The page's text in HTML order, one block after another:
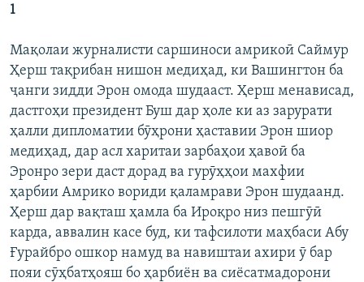
ҷустор
ВАРЗИШ
НАЗАРИ МАРДУМ
ОЗОДӢ ОНЛАЙН
ВИДЕО
НИГОРИСТОН
ГУЗОРИШҲОИ РАДИОӢ
РӮЙХАТҲО
КИТОБҲОИ ОЗОДӢ
Русский
ПАЙГИРӢ КУНЕД
1
Мақолаи журналисти саршиноси амрикоӣ Саймур
Ҳерш тақрибан нишон медиҳад, ки Вашингтон ба
ҷанги зидди Эрон омода шудааст. Ҳерш менависад,
дастгоҳи президент Буш дар ҳоле ки аз зарурати
ҳалли дипломатии бӯҳрони ҳаставии Эрон шиор
медиҳад, дар асл харитаи зарбаҳои ҳавоӣ ба
Эронро зери даст дорад ва гурӯҳҳои махфии
ҳарбии Амрико вориди қаламрави Эрон шудаанд.
Ҳерш дар вақташ ҳамла ба Ироқро низ пешгӯӣ
карда, аввалин касе буд, ки тафсилоти маҳбаси Абу
Ғурайбро ошкор намуд ва навиштаи ахири ӯ бар
пояи сӯҳбатҳояш бо ҳарбиён ва сиёсатмадорони